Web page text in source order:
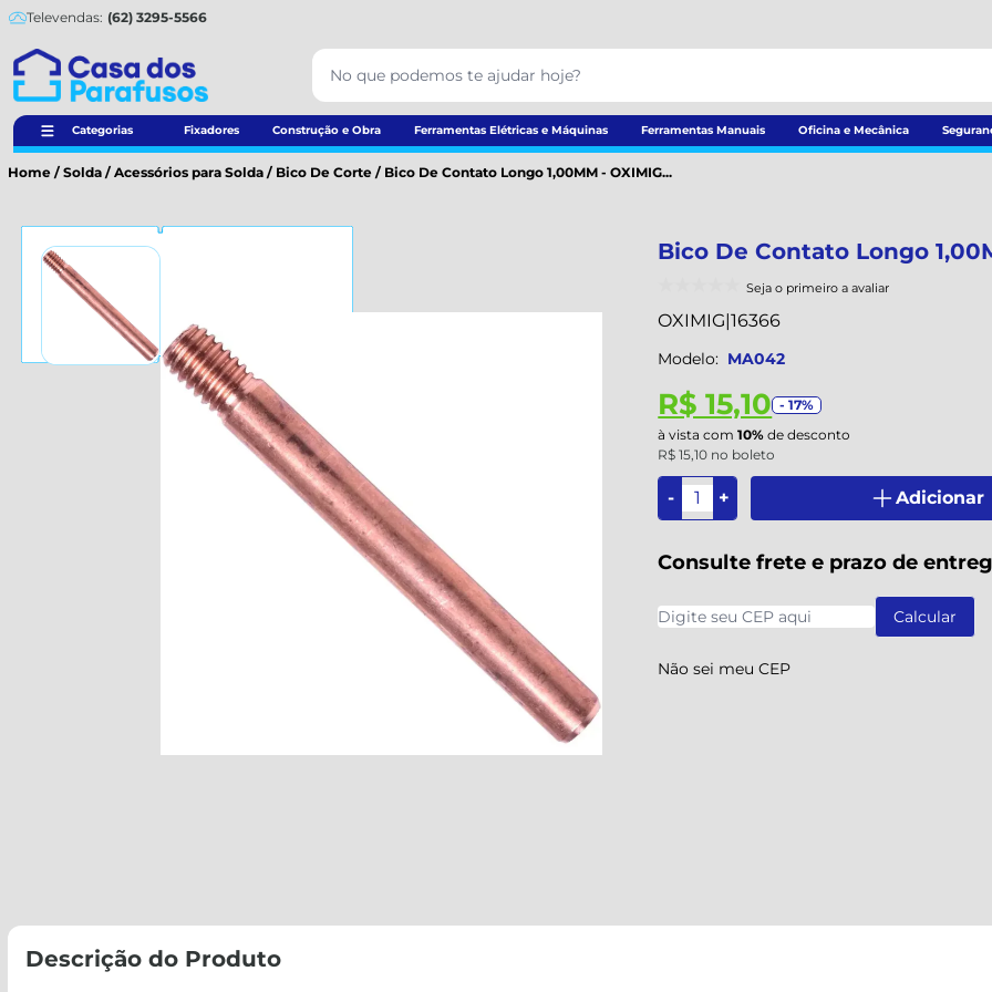
Televendas: (62) 3295-5566
Categorias Fixadores Construção e Obra Ferramentas Elétricas e Máquinas Ferramentas Manuais Oficina e Mecânica
Home / Solda / Acessórios para Solda / Bico De Corte / Bico De Contato Longo 1,00MM - OXIMIG...
Bico De Contato Longo
Seja o primeiro a avaliar
OXIMIG|16366
Modelo: MA042
R$ 15,10 - 17%
à vista com10% de desconto
R$ 15,10 no boleto
- + Adicionar
Consulte frete e prazo de
Não sei meu CEP
Descrição do Produto